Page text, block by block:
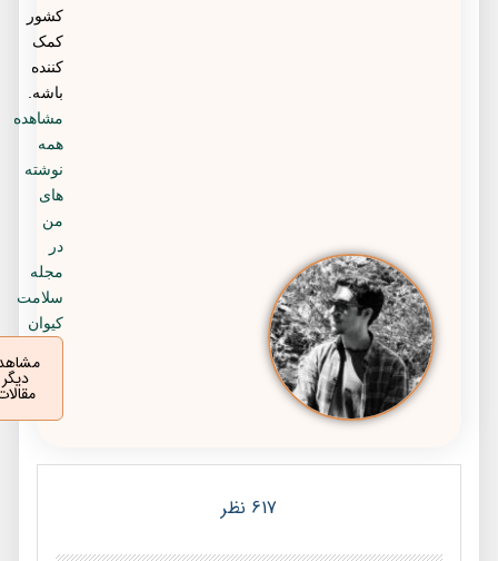
کشور
باشه.
مشاهده
نوشته
سلامت
کیوان
مشاهده
مقالات